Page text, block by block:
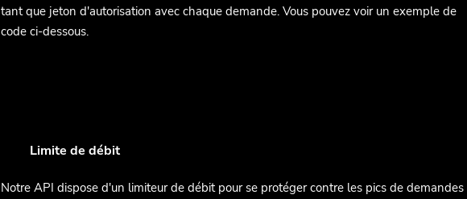
tant que jeton d'autorisation avec chaque demande. Vous pouvez voir un exemple de
code ci-dessous.
Limite de débit
Notre API dispose d'un limiteur de débit pour se protéger contre les pics de demandes